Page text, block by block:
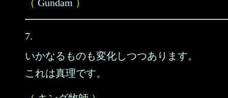
（ Gundam ）
7.
いかなるものも変化しつつあります。
これは真理です。